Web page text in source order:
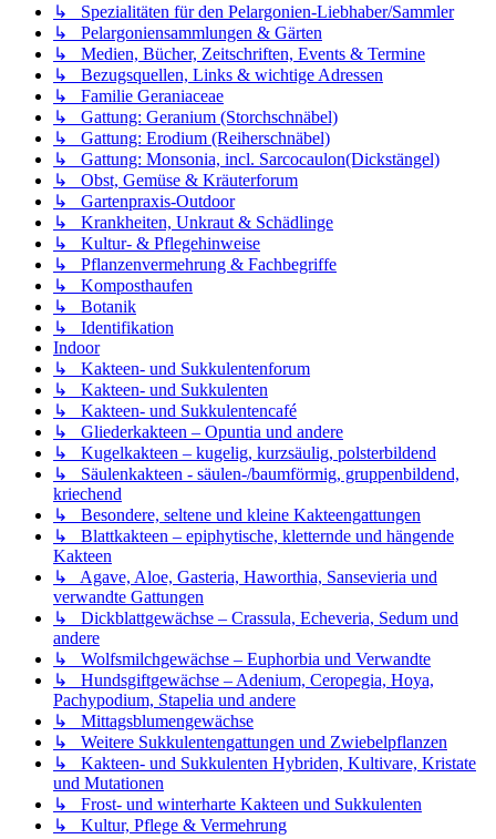
↳ Spezialitäten für den Pelargonien-Liebhaber/Sammler
↳ Pelargoniensammlungen & Gärten
↳ Medien, Bücher, Zeitschriften, Events & Termine
↳ Bezugsquellen, Links & wichtige Adressen
↳ Familie Geraniaceae
↳ Gattung: Geranium (Storchschnäbel)
↳ Gattung: Erodium (Reiherschnäbel)
↳ Gattung: Monsonia, incl. Sarcocaulon(Dickstängel)
↳ Obst, Gemüse & Kräuterforum
↳ Gartenpraxis-Outdoor
↳ Krankheiten, Unkraut & Schädlinge
↳ Kultur- & Pflegehinweise
↳ Pflanzenvermehrung & Fachbegriffe
↳ Komposthaufen
↳ Botanik
↳ Identifikation
Indoor
↳ Kakteen- und Sukkulentenforum
↳ Kakteen- und Sukkulenten
↳ Kakteen- und Sukkulentencafé
↳ Gliederkakteen – Opuntia und andere
↳ Kugelkakteen – kugelig, kurzsäulig, polsterbildend
↳ Säulenkakteen - säulen-/baumförmig, gruppenbildend,
kriechend
↳ Besondere, seltene und kleine Kakteengattungen
↳ Blattkakteen – epiphytische, kletternde und hängende
Kakteen
↳ Agave, Aloe, Gasteria, Haworthia, Sansevieria und
verwandte Gattungen
↳ Dickblattgewächse – Crassula, Echeveria, Sedum und
andere
↳ Wolfsmilchgewächse – Euphorbia und Verwandte
↳ Hundsgiftgewächse – Adenium, Ceropegia, Hoya,
Pachypodium, Stapelia und andere
↳ Mittagsblumengewächse
↳ Weitere Sukkulentengattungen und Zwiebelpflanzen
↳ Kakteen- und Sukkulenten Hybriden, Kultivare, Kristate
und Mutationen
↳ Frost- und winterharte Kakteen und Sukkulenten
↳ Kultur, Pflege & Vermehrung